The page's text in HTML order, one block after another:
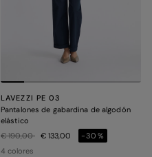
LAVEZZI PE 03
Pantalones de gabardina de algodón
elástico
Precio rebajado de
€ 190,00a € 133,00
-30%
4 colores